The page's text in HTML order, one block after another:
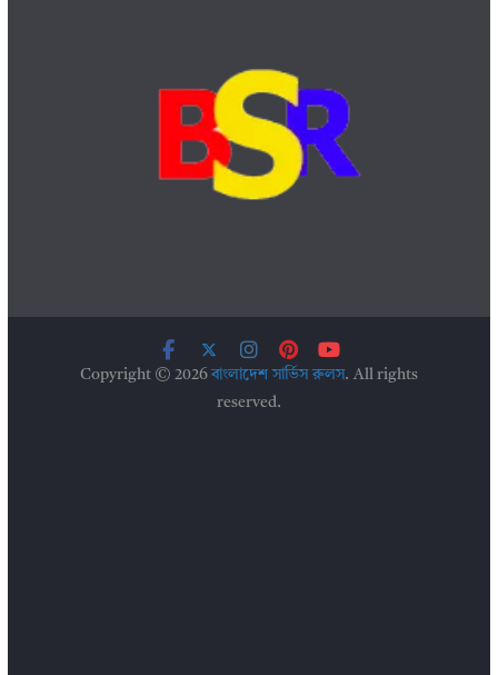
Copyright © 2026বাংলাদেশ সার্ভিস রুলস. All rights
reserved.